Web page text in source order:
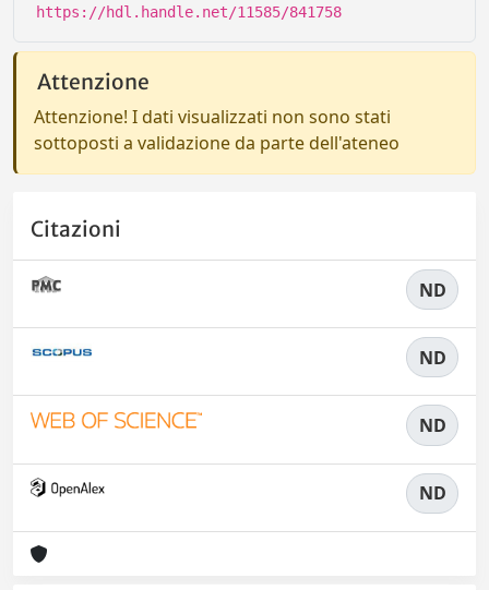
https://hdl.handle.net/11585/841758
Attenzione
Attenzione! I dati visualizzati non sono stati
sottoposti a validazione da parte dell'ateneo
Citazioni
ND
ND
ND
ND